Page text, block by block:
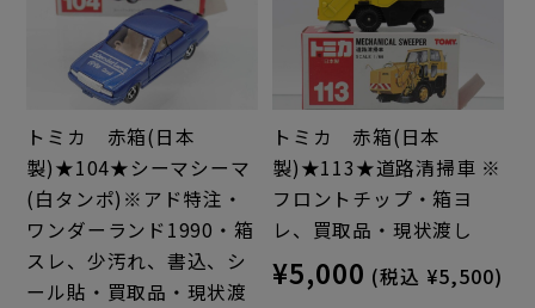
トミカ 赤箱(日本
製)★104★シーマシーマ
(白タンポ)※アド特注・
ワンダーランド1990・箱
スレ、少汚れ、書込、シ
ール貼・買取品・現状渡
トミカ 赤箱(日本
製)★113★道路清掃車 ※
フロントチップ・箱ヨ
レ、買取品・現状渡し
¥5,000 (税込 ¥5,500)